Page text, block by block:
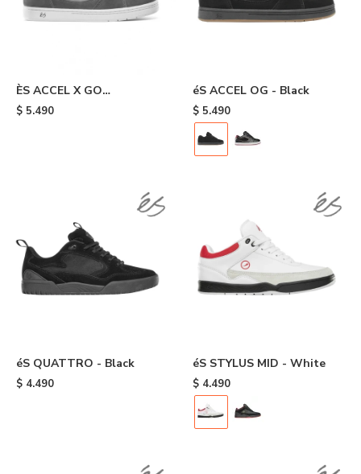
ÈS ACCEL X GO
SKATEBOARDING - Grey
$ 5.490
éS ACCEL OG - Black
$ 5.490
éS QUATTRO - Black
$ 4.490
éS STYLUS MID - White
$ 4.490